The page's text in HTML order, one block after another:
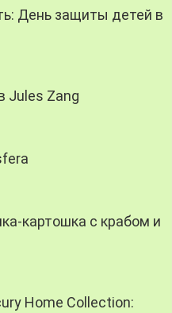
День защиты детей в
Jules Zang
картошка с крабом и
Home Collection: